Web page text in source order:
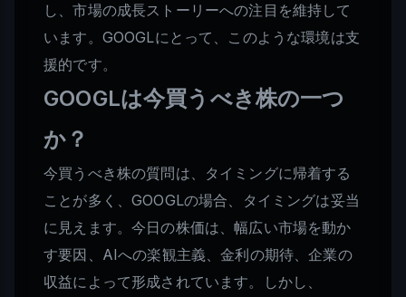
し、市場の成長ストーリーへの注目を維持して
います。GOOGLにとって、このような環境は支
援的です。
GOOGLは今買うべき株の一つ
か？
今買うべき株の質問は、タイミングに帰着する
ことが多く、GOOGLの場合、タイミングは妥当
に見えます。今日の株価は、幅広い市場を動か
す要因、AIへの楽観主義、金利の期待、企業の
収益によって形成されています。しかし、